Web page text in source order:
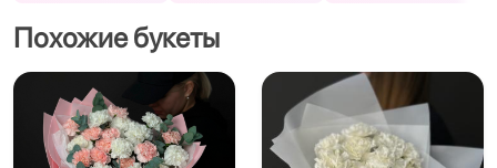
Похожие букеты